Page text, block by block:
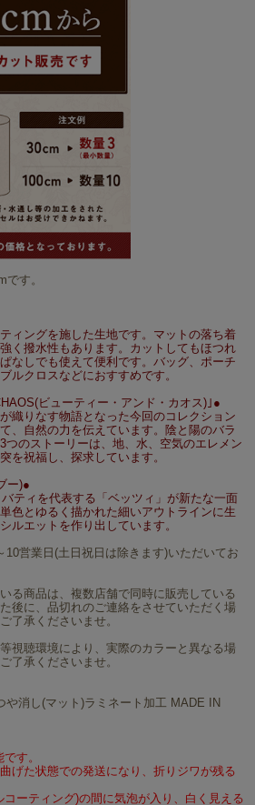
す。
ィングを施した生地です。マットの落ち着
く撥水性もあります。カットしてもほつれ
なしでも使えて便利です。バッグ、ポーチ
ルクロスなどにおすすめです。
ビューティー・アンド・カオス)｣●
織りなす物語となった今回のコレクション
、自然の力を伝えています。陰と陽のバラ
つのストーリーは、地、水、空気のエレメン
を祝福し、探求しています。
ー)●
ティを代表する「ベッツィ」が新たな一面
色とゆるく描かれた細いアウトラインに生
ルエットを作り出しています。
10営業日(土日祝日は除きます)いただいてお
る商品は、複数店舗で同時に販売している
後に、品切れのご連絡をさせていただく場
了承くださいませ。
視聴環境により、実際のカラーと異なる場
了承くださいませ。
や消し(マット)ラミネート加工 MADE IN
す。
げた状態での発送になり、折りジワが残る
ーティング)の間に気泡が入り、白く見える